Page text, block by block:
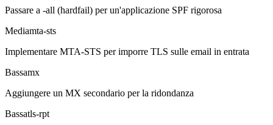
Passare a -all (hardfail) per un'applicazione SPF rigorosa
Mediamta-sts
Implementare MTA-STS per imporre TLS sulle email in entrata
Bassamx
Aggiungere un MX secondario per la ridondanza
Bassatls-rpt